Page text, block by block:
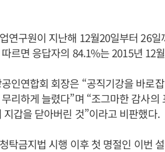
연구원이 지난해 12월20일부터 26
르면 응답자의 84.1%는 2015년 12
인연합회 회장은 “공직기강을 바로
리하게 늘렸다”며 “조그마한 감사
지갑을 닫아버린 것”이라고 비판했다.
탁금지법 시행 이후 첫 명절인 이번